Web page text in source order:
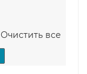
Очистить все